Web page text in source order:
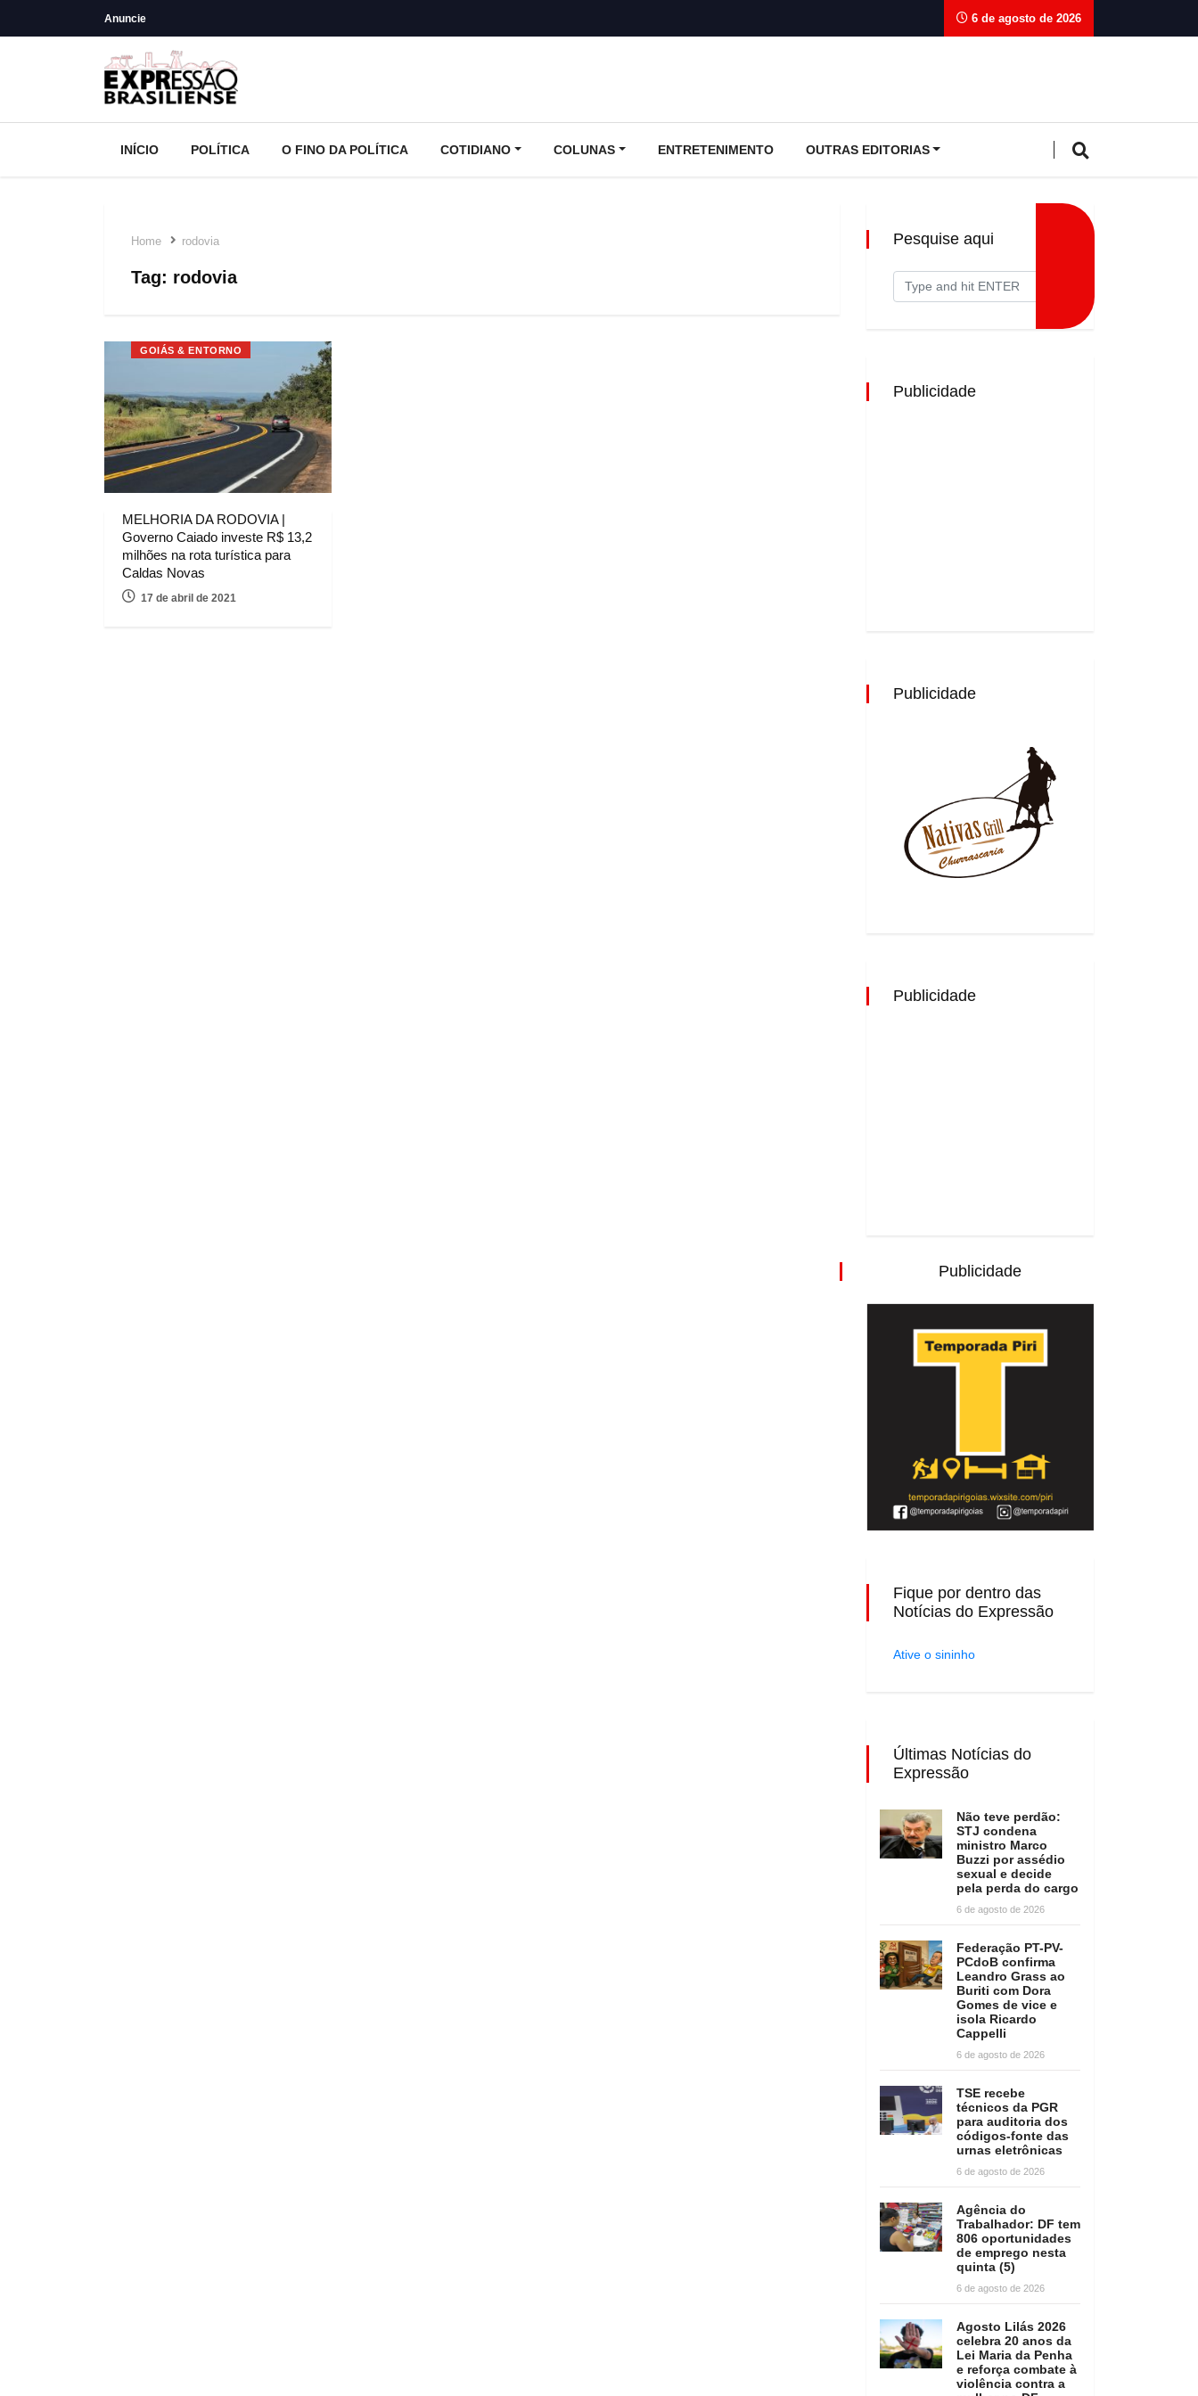
Anuncie 6 de agosto de 2026
INÍCIO POLÍTICA O FINO DA POLÍTICA COTIDIANO COLUNAS ENTRETENIMENTO OUTRAS EDITORIAS
Home rodovia
Tag: rodovia
GOIÁS & ENTORNO
MELHORIA DA RODOVIA |
Governo Caiado investe R$ 13,2
milhões na rota turística para
Caldas Novas
17 de abril de 2021
Pesquise aqui
Publicidade
Publicidade
Publicidade
Publicidade
Fique por dentro das
Notícias do Expressão
Ative o sininho
Últimas Notícias do
Expressão
Não teve perdão:
STJ condena
ministro Marco
Buzzi por assédio
sexual e decide
pela perda do cargo
6 de agosto de 2026
Federação PT-PV-
PCdoB confirma
Leandro Grass ao
Buriti com Dora
Gomes de vice e
isola Ricardo
Cappelli
6 de agosto de 2026
TSE recebe
técnicos da PGR
para auditoria dos
códigos-fonte das
urnas eletrônicas
6 de agosto de 2026
Agência do
Trabalhador: DF tem
806 oportunidades
de emprego nesta
quinta (5)
6 de agosto de 2026
Agosto Lilás 2026
celebra 20 anos da
Lei Maria da Penha
e reforça combate à
violência contra a